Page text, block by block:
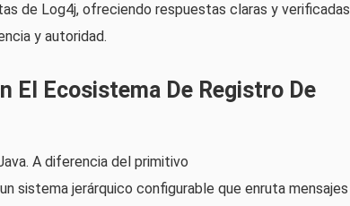
de Log4j, ofreciendo respuestas claras y verificadas
y autoridad.
El Ecosistema De Registro De
A diferencia del primitivo
sistema jerárquico configurable que enruta mensajes